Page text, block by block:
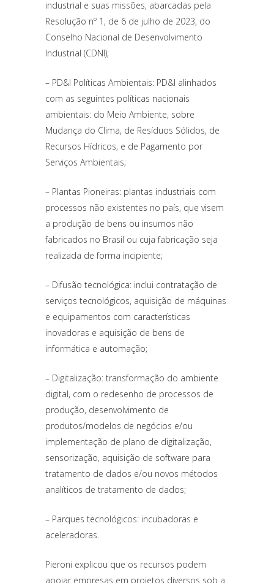
industrial e suas missões, abarcadas pela
Resolução nº 1, de 6 de julho de 2023, do
Conselho Nacional de Desenvolvimento
Industrial (CDNI);
– PD&I Políticas Ambientais: PD&I alinhados
com as seguintes políticas nacionais
ambientais: do Meio Ambiente, sobre
Mudança do Clima, de Resíduos Sólidos, de
Recursos Hídricos, e de Pagamento por
Serviços Ambientais;
– Plantas Pioneiras: plantas industriais com
processos não existentes no país, que visem
a produção de bens ou insumos não
fabricados no Brasil ou cuja fabricação seja
realizada de forma incipiente;
– Difusão tecnológica: inclui contratação de
serviços tecnológicos, aquisição de máquinas
e equipamentos com características
inovadoras e aquisição de bens de
informática e automação;
– Digitalização: transformação do ambiente
digital, com o redesenho de processos de
produção, desenvolvimento de
produtos/modelos de negócios e/ou
implementação de plano de digitalização,
sensorização, aquisição de software para
tratamento de dados e/ou novos métodos
analíticos de tratamento de dados;
– Parques tecnológicos: incubadoras e
aceleradoras.
Pieroni explicou que os recursos podem
apoiar empresas em projetos diversos sob a